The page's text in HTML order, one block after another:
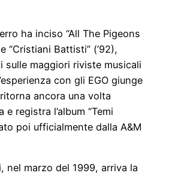
ha inciso “All The Pigeons
“Cristiani Battisti” (’92),
sulle maggiori riviste musicali
con gli EGO giunge
ancora una volta
e registra l’album “Temi
poi ufficialmente dalla A&M
nel marzo del 1999, arriva la